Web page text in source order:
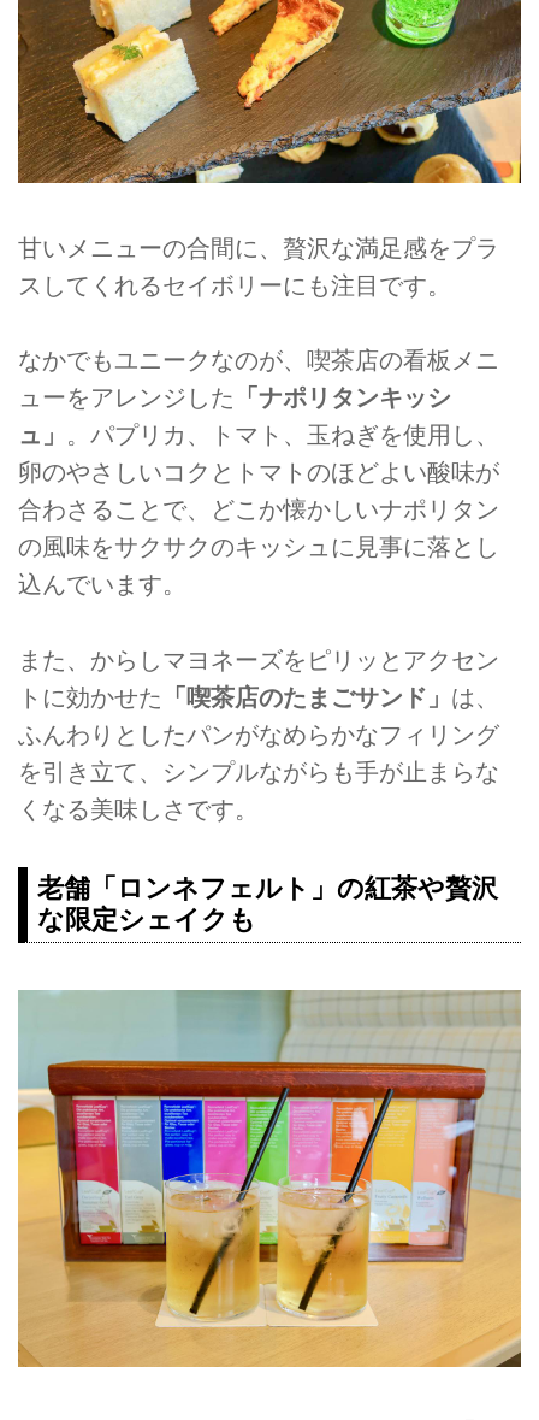
甘いメニューの合間に、贅沢な満足感をプラ
スしてくれるセイボリーにも注目です。
なかでもユニークなのが、喫茶店の看板メニ
ューをアレンジした 「ナポリタンキッシ
ュ」 。パプリカ、トマト、玉ねぎを使用し、
卵のやさしいコクとトマトのほどよい酸味が
合わさることで、どこか懐かしいナポリタン
の風味をサクサクのキッシュに見事に落とし
込んでいます。
また、からしマヨネーズをピリッとアクセン
トに効かせた 「喫茶店のたまごサンド」 は、
ふんわりとしたパンがなめらかなフィリング
を引き立て、シンプルながらも手が止まらな
くなる美味しさです。
老舗「ロンネフェルト」の紅茶や贅沢
な限定シェイクも